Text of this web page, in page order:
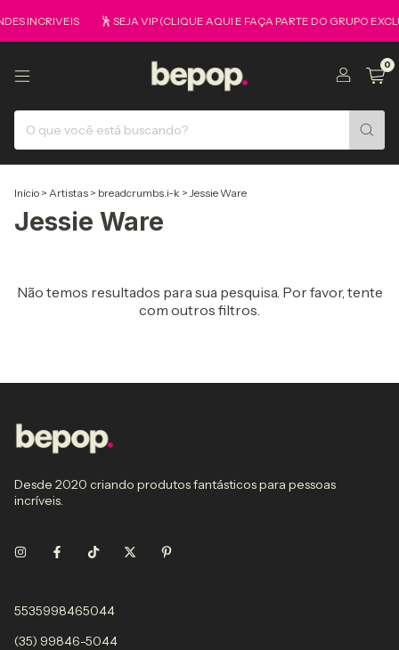
INCRIVEIS 🕺 SEJA VIP (CLIQUE AQUI E FAÇA PARTE DO GRUPO
0
Início > Artistas > breadcrumbs.i-k > Jessie Ware
Jessie Ware
Não temos resultados para sua pesquisa. Por favor, tente
com outros filtros.
Desde 2020 criando produtos fantásticos para pessoas
incríveis.
5535998465044
(35) 99846-5044